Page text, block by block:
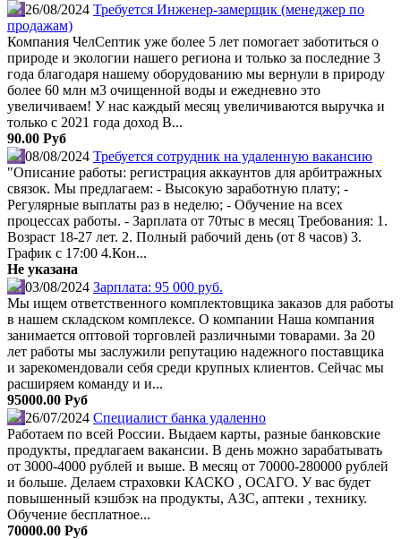
26/08/2024 Требуется Инженер-замерщик (менеджер по
продажам)
Компания ЧелСептик уже более 5 лет помогает заботиться о
природе и экологии нашего региона и только за последние 3
года благодаря нашему оборудованию мы вернули в природу
более 60 млн м3 очищенной воды и ежедневно это
увеличиваем! У нас каждый месяц увеличиваются выручка и
только с 2021 года доход В...
90.00 Руб
08/08/2024 Требуется сотрудник на удаленную вакансию
"Описание работы: регистрация аккаунтов для арбитражных
связок. Мы предлагаем: - Высокую заработную плату; -
Регулярные выплаты раз в неделю; - Обучение на всех
процессах работы. - Зарплата от 70тыс в месяц Требования: 1.
Возраст 18-27 лет. 2. Полный рабочий день (от 8 часов) 3.
График с 17:00 4.Кон...
Не указана
03/08/2024 Зарплата: 95 000 руб.
Мы ищем ответственного комплектовщика заказов для работы
в нашем складском комплексе. О компании Наша компания
занимается оптовой торговлей различными товарами. За 20
лет работы мы заслужили репутацию надежного поставщика
и зарекомендовали себя среди крупных клиентов. Сейчас мы
расширяем команду и и...
95000.00 Руб
26/07/2024 Специалист банка удаленно
Работаем по всей России. Выдаем карты, разные банковские
продукты, предлагаем вакансии. В день можно зарабатывать
от 3000-4000 рублей и выше. В месяц от 70000-280000 рублей
и больше. Делаем страховки КАСКО , ОСАГО. У вас будет
повышенный кэшбэк на продукты, АЗС, аптеки , технику.
Обучение бесплатное...
70000.00 Руб